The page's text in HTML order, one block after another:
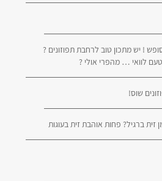
! יש מתכון טוב לרחבת תפוזונים ?
לוואי … מהפרי אולי ?
שוס!
זית ברגיל? פחות אוהבת זית בעוגות